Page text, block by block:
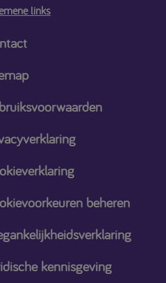
links
beheren
kennisgeving